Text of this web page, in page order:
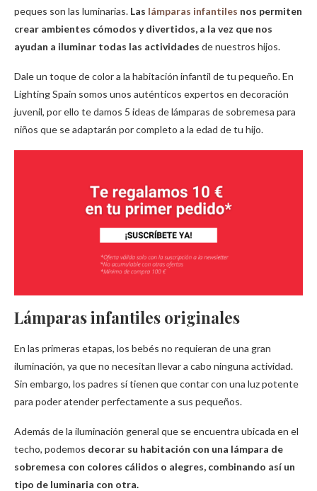
peques son las luminarias. Las lámparas infantiles nos permiten
crear ambientes cómodos y divertidos, a la vez que nos
ayudan a iluminar todas las actividades de nuestros hijos.
Dale un toque de color a la habitación infantil de tu pequeño. En
Lighting Spain somos unos auténticos expertos en decoración
juvenil, por ello te damos 5 ideas de lámparas de sobremesa para
niños que se adaptarán por completo a la edad de tu hijo.
Lámparas infantiles originales
En las primeras etapas, los bebés no requieran de una gran
iluminación, ya que no necesitan llevar a cabo ninguna actividad.
Sin embargo, los padres sí tienen que contar con una luz potente
para poder atender perfectamente a sus pequeños.
Además de la iluminación general que se encuentra ubicada en el
techo, podemos decorar su habitación con una lámpara de
sobremesa con colores cálidos o alegres, combinando así un
tipo de luminaria con otra.